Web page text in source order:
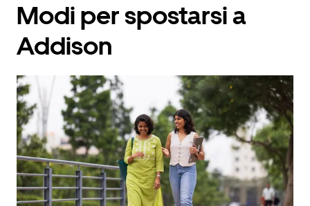
verso
il
per
il
calendario
e
selezionare
una
data.
Utilizza
il
pulsante
Esc
Modi per spostarsi a
Addison